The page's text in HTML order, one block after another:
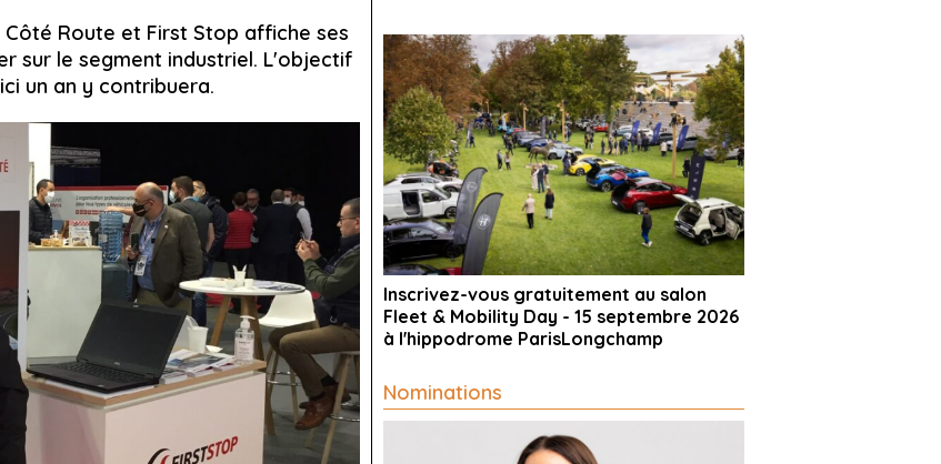
Route et First Stop affiche ses
sur le segment industriel. L'objectif
un an y contribuera.
Inscrivez-vous gratuitement au salon
Fleet & Mobility Day - 15 septembre 2026
à l'hippodrome ParisLongchamp
Nominations